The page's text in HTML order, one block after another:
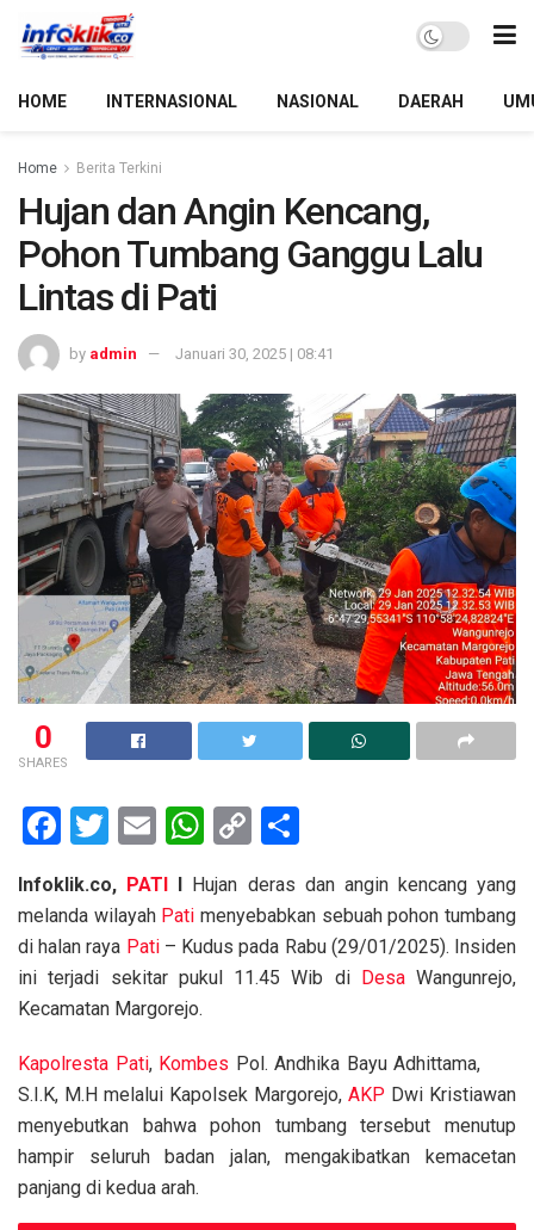
HOME INTERNASIONAL NASIONAL DAERAH
Home Berita Terkini
Hujan dan Angin Kencang,
Pohon Tumbang Ganggu Lalu
Lintas di Pati
by admin Januari 30, 2025 | 08:41
0
SHARES
F
ce
b
o
o
k
T
tt
er
E
ail
W
at
s
A
p
C
py
Li
n
ar
e
Infoklik.co, PATI I Hujan deras dan angin kencang yang
melanda wilayah Pati menyebabkan sebuah pohon tumbang
di halan raya Pati– Kudus pada Rabu (29/01/2025). Insiden
ini terjadi sekitar pukul 11.45 Wib di DesaWangunrejo,
Kecamatan Margorejo.
Kapolresta Pati, Kombes Pol. Andhika Bayu Adhittama,
S.I.K, M.H melalui Kapolsek Margorejo, AKP Dwi Kristiawan
menyebutkan bahwa pohon tumbang tersebut menutup
hampir seluruh badan jalan, mengakibatkan kemacetan
panjang di kedua arah.